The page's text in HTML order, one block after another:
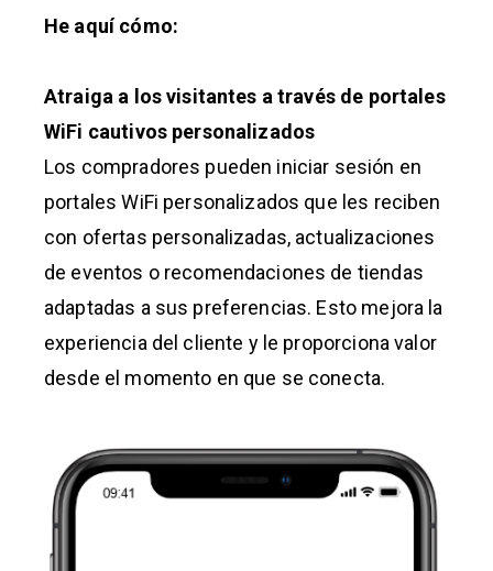
He aquí cómo:
Atraiga a los visitantes a través de portales
WiFi cautivos personalizados
Los compradores pueden iniciar sesión en
portales WiFi personalizados que les reciben
con ofertas personalizadas, actualizaciones
de eventos o recomendaciones de tiendas
adaptadas a sus preferencias. Esto mejora la
experiencia del cliente y le proporciona valor
desde el momento en que se conecta.